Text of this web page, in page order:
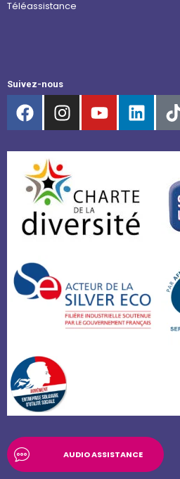
Téléassistance
Suivez-nous
AUDIO ASSISTANCE